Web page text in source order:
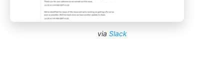
via Slack